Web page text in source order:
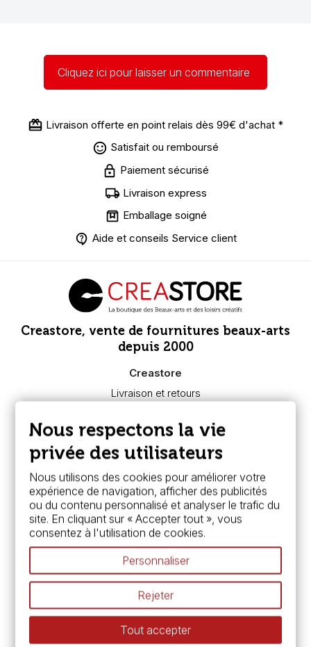
Cliquez ici pour laisser un commentaire
Livraison offerte en point relais dès 99€ d'achat *
Satisfait ou remboursé
Paiement sécurisé
Livraison express
Emballage soigné
Aide et conseils Service client
Creastore, vente de fournitures beaux-arts
depuis 2000
Creastore
Livraison et retours
Paiement sécurisé
FAQ
Boutique à Angers
Services
Carte fidélité & avantages
Chèque cadeau, bon cadeaux
Devis & bon de commande
Pass culture - mode d'emploi
Nos promotions en cours
Espace conseils
L’aquarelle en tubes ou en godets ?
Le vocabulaire technique de l’aquarelle
Différence entre peinture Fine et Extra-fine
Préparer une toile pour peinture à l'huile et acrylique
Nous respectons la vie
privée des utilisateurs
Nous utilisons des cookies pour améliorer votre
expérience de navigation, afficher des publicités
ou du contenu personnalisé et analyser le trafic du
site. En cliquant sur « Accepter tout », vous
consentez à l'utilisation de cookies.
Personnaliser
Rejeter
Tout accepter